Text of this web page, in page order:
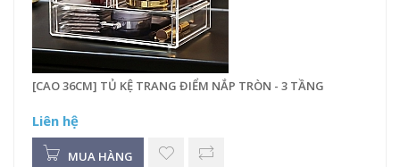
[CAO 36CM] TỦ KỆ TRANG ĐIỂM NẮP TRÒN - 3 TẦNG
Liên hệ
MUA HÀNG